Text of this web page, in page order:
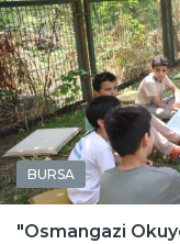
BURSA
"Osmangazi